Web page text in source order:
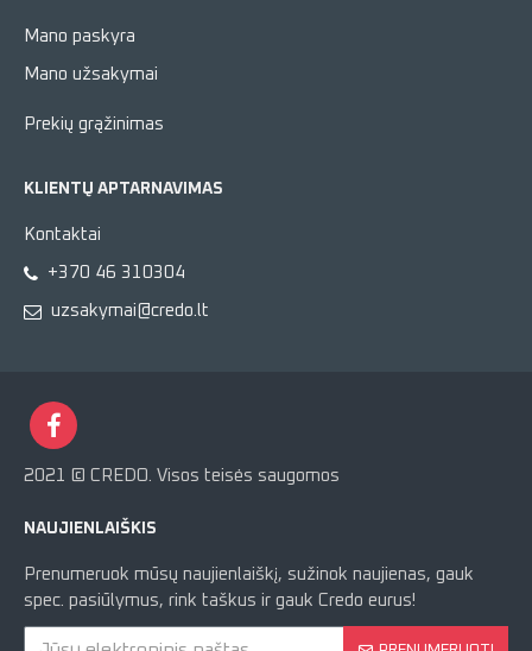
Mano paskyra
Mano užsakymai
Prekių grąžinimas
KLIENTŲ APTARNAVIMAS
Kontaktai
+370 46 310304
uzsakymai@credo.lt
2021 © CREDO. Visos teisės saugomos
NAUJIENLAIŠKIS
Prenumeruok mūsų naujienlaiškį, sužinok naujienas, gauk
spec. pasiūlymus, rink taškus ir gauk Credo eurus!